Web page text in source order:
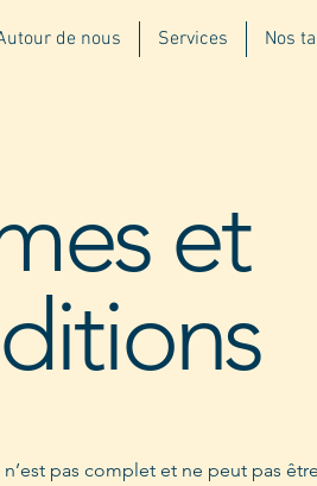
de nous Services Nos
et
pas complet et ne peut pas